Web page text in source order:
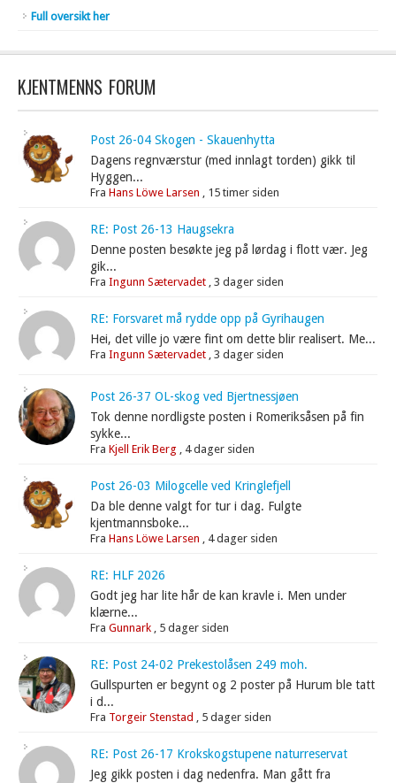
Full oversikt her
KJENTMENNS FORUM
Post 26-04 Skogen - Skauenhytta
Dagens regnværstur (med innlagt torden) gikk til
Hyggen...
FraHans Löwe Larsen 15 timer siden
RE: Post 26-13 Haugsekra
Denne posten besøkte jeg på lørdag i flott vær. Jeg
gik...
FraIngunn Sætervadet ,3 dager siden
RE: Forsvaret må rydde opp på Gyrihaugen
Hei, det ville jo være fint om dette blir realisert. Me...
FraIngunn Sætervadet ,3 dager siden
Post 26-37 OL-skog ved Bjertnessjøen
Tok denne nordligste posten i Romeriksåsen på fin
sykke...
FraKjell Erik Berg , 4 dager siden
Post 26-03 Milogcelle ved Kringlefjell
Da ble denne valgt for tur i dag. Fulgte
kjentmannsboke...
FraHans Löwe Larsen , 4 dager siden
RE: HLF 2026
Godt jeg har lite hår de kan kravle i. Men under
klærne...
FraGunnark , 5 dager siden
RE: Post 24-02 Prekestolåsen 249 moh.
Gullspurten er begynt og 2 poster på Hurum ble tatt
i d...
Fra Torgeir Stenstad , 5 dager siden
RE: Post 26-17 Krokskogstupene naturreservat
Jeg gikk posten i dag nedenfra. Man gått fra